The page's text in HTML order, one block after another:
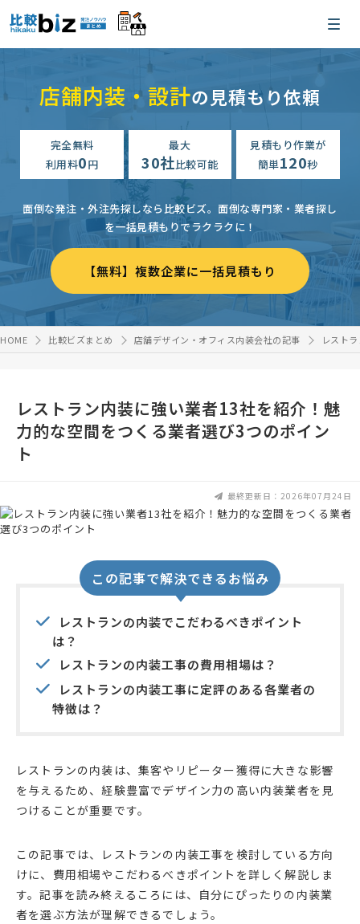
店舗内装・設計の見積もり依頼
完全無料
利用料0円
最大
30社比較可能
見積もり作業が
簡単120秒
面倒な発注・外注先探しなら比較ビズ。 面倒な専門家・業者探し
を一括見積もりでラクラクに！
【無料】複数企業に一括見積もり
HOME 比較ビズまとめ 店舗デザイン・オフィス内装会社の記事 レスト
レストラン内装に強い業者13社を紹介！魅
力的な空間をつくる業者選び3つのポイン
ト
最終更新日：2026年07月24日
この記事で解決できるお悩み
レストランの内装でこだわるべきポイント
は？
レストランの内装工事の費用相場は？
レストランの内装工事に定評のある各業者の
特徴は？
レストランの内装は、集客やリピーター獲得に大きな影響
を与えるため、経験豊富でデザイン力の高い内装業者を見
つけることが重要です。
この記事では、レストランの内装工事を検討している方向
けに、費用相場やこだわるべきポイントを詳しく解説しま
す。記事を読み終えるころには、自分にぴったりの内装業
者を選ぶ方法が理解できるでしょう。